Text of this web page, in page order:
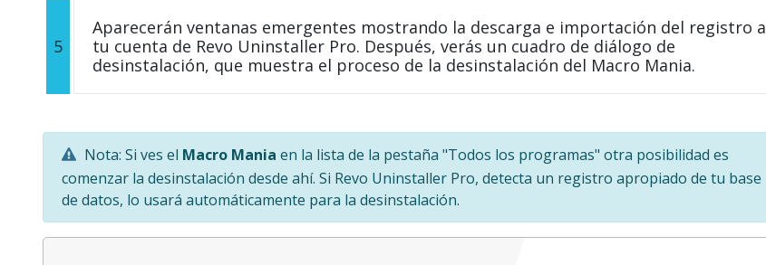
5
Aparecerán ventanas emergentes mostrando la descarga e importación del registro a
tu cuenta de Revo Uninstaller Pro. Después, verás un cuadro de diálogo de
desinstalación, que muestra el proceso de la desinstalación del Macro Mania.
Nota: Si ves el Macro Mania en la lista de la pestaña "Todos los programas" otra posibilidad es
comenzar la desinstalación desde ahí. Si Revo Uninstaller Pro, detecta un registro apropiado de tu base
de datos, lo usará automáticamente para la desinstalación.